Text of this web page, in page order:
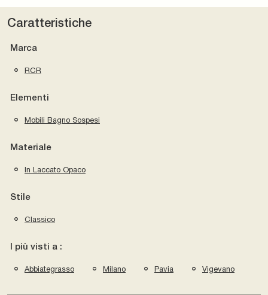
Caratteristiche
Marca
RCR
Elementi
Mobili Bagno Sospesi
Materiale
In Laccato Opaco
Stile
Classico
I più visti a :
Abbiategrasso Milano Pavia Vigevano